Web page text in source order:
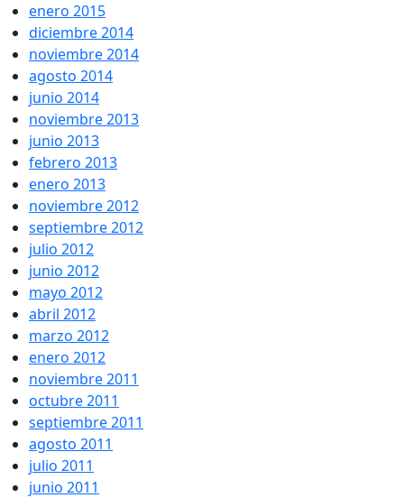
enero 2015
diciembre 2014
noviembre 2014
agosto 2014
junio 2014
noviembre 2013
junio 2013
febrero 2013
enero 2013
noviembre 2012
septiembre 2012
julio 2012
junio 2012
mayo 2012
abril 2012
marzo 2012
enero 2012
noviembre 2011
octubre 2011
septiembre 2011
agosto 2011
julio 2011
junio 2011